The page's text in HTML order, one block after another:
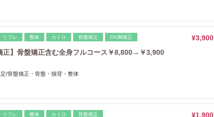
リフレ 整体 カイロ 骨盤矯正 OX脚矯正
¥3,900
正】骨盤矯正含む全身フルコース￥8,800→￥3,900
/骨盤矯正・骨盤・猫背・整体
リフレ 整体 カイロ 骨盤矯正
¥1,900